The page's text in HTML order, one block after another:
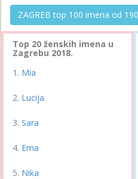
ZAGREB top 100 imena od
Top 20 ženskih imena u
Zagrebu 2018.
Mia
Lucija
Sara
Ema
Nika